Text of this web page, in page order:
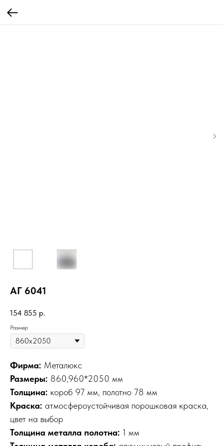
АГ 6041
154 855 р.
Размер
Фирма: Металюкс
Размеры: 860,960*2050 мм
Толщина: короб 97 мм, полотно 78 мм
Краска: атмосфероустойчивая порошковая краска,
цвет на выбор
Толщина металла полотна: 1 мм